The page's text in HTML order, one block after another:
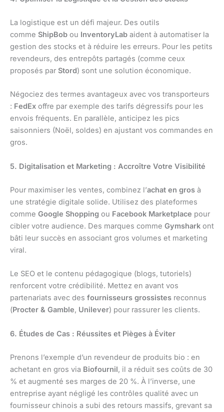
La logistique est un défi majeur. Des outils
comme ShipBob ou InventoryLab aident à automatiser la
gestion des stocks et à réduire les erreurs. Pour les petits
revendeurs, des entrepôts partagés (comme ceux
proposés par Stord) sont une solution économique.
Négociez des termes avantageux avec vos transporteurs
: FedEx offre par exemple des tarifs dégressifs pour les
envois fréquents. En parallèle, anticipez les pics
saisonniers (Noël, soldes) en ajustant vos commandes en
gros.
5. Digitalisation et Marketing : Accroître Votre Visibilité
Pour maximiser les ventes, combinez l’achat en gros à
une stratégie digitale solide. Utilisez des plateformes
comme Google Shopping ou Facebook Marketplace pour
cibler votre audience. Des marques comme Gymshark ont
bâti leur succès en associant gros volumes et marketing
viral.
Le SEO et le contenu pédagogique (blogs, tutoriels)
renforcent votre crédibilité. Mettez en avant vos
partenariats avec des fournisseurs grossistes reconnus
(Procter & Gamble, Unilever) pour rassurer les clients.
6. Études de Cas : Réussites et Pièges à Éviter
Prenons l’exemple d’un revendeur de produits bio : en
achetant en gros via Biofournil, il a réduit ses coûts de 30
% et augmenté ses marges de 20 %. À l’inverse, une
entreprise ayant négligé les contrôles qualité avec un
fournisseur chinois a subi des retours massifs, grevant sa